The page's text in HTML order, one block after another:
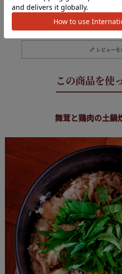
すべてのレビュ
レビューを
舞茸と鶏肉の土鍋